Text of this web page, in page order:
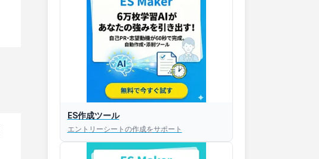
ES作成ツール
エントリーシートの作成をサポート